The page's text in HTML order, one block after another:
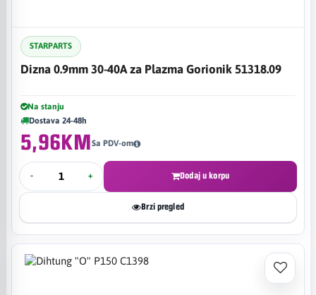
STARPARTS
Dizna 0.9mm 30-40A za Plazma Gorionik 51318.09
Na stanju
Dostava 24-48h
5,96KMSa PDV-om
- + Dodaj u korpu
Brzi pregled